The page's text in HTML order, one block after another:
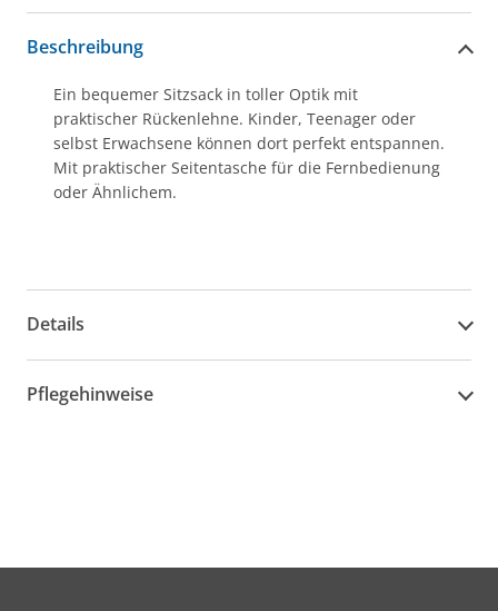
Beschreibung
Ein bequemer Sitzsack in toller Optik mit
praktischer Rückenlehne. Kinder, Teenager oder
selbst Erwachsene können dort perfekt entspannen.
Mit praktischer Seitentasche für die Fernbedienung
oder Ähnlichem.
Details
Pflegehinweise